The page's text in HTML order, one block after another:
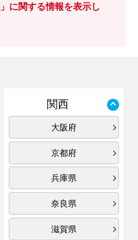
に関する情報を表示し
関西
大阪府
京都府
兵庫県
奈良県
滋賀県